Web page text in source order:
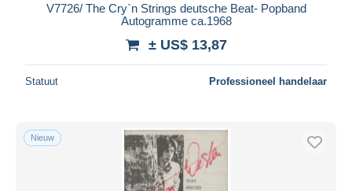
V7726/ The Cry`n Strings deutsche Beat- Popband
Autogramme ca.1968
± US$ 13,87
Statuut Professioneel handelaar
Nieuw